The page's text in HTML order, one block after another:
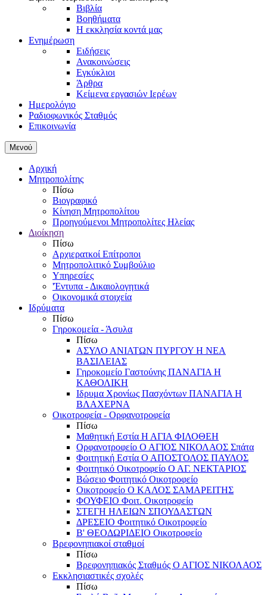
Βιβλία
Βοηθήματα
Η εκκλησία κοντά μας
Ενημέρωση
Ειδήσεις
Ανακοινώσεις
Εγκύκλιοι
Άρθρα
Κείμενα εργασιών Ιερέων
Ημερολόγιο
Ραδιοφωνικός Σταθμός
Επικοινωνία
Μενού
Αρχική
Μητροπολίτης
Πίσω
Βιογραφικό
Κίνηση Μητροπολίτου
Προηγούμενοι Μητροπολίτες Ηλείας
Διοίκηση
Πίσω
Αρχιερατκοί Επίτροποι
Μητροπολιτικό Συμβούλιο
Υπηρεσίες
'Έντυπα - Δικαιολογητικά
Οικονομικά στοιχεία
Ιδρύματα
Πίσω
Γηροκομεία - Άσυλα
Πίσω
ΑΣΥΛΟ ΑΝΙΑΤΩΝ ΠΥΡΓΟΥ Η ΝΕΑ
ΒΑΣΙΛΕΙΑΣ
Γηροκομείο Γαστούνης ΠΑΝΑΓΙΑ Η
ΚΑΘΟΛΙΚΗ
Ιδρυμα Χρονίως Πασχόντων ΠΑΝΑΓΙΑ Η
ΒΛΑΧΕΡΝΑ
Οικοτροφεία - Ορφανοτροφεία
Πίσω
Μαθητική Εστία Η ΑΓΙΑ ΦΙΛΟΘΕΗ
Ορφανοτροφείο Ο ΑΓΙΟΣ ΝΙΚΟΛΑΟΣ Σπάτα
Φοιτητική Εστία Ο ΑΠΟΣΤΟΛΟΣ ΠΑΥΛΟΣ
Φοιτητικό Οικοτροφείο Ο ΑΓ. ΝΕΚΤΑΡΙΟΣ
Βώσειο Φοιτητικό Οικοτροφείο
Οικοτροφείο Ο ΚΑΛΟΣ ΣΑΜΑΡΕΙΤΗΣ
ΦΟΥΦΕΙΟ Φοιτ. Οικοτροφείο
ΣΤΕΓΗ ΗΛΕΙΩΝ ΣΠΟΥΔΑΣΤΩΝ
ΔΡΕΣΕΙΟ Φοιτητικό Οικοτροφείο
Β' ΘΕΟΔΩΡΙΔΕΙΟ Οικοτροφείο
Βρεφονηπιακοί σταθμοί
Πίσω
Βρεφονηπιακός Σταθμός Ο ΑΓΙΟΣ ΝΙΚΟΛΑΟΣ
Εκκλησιαστικές σχολές
Πίσω